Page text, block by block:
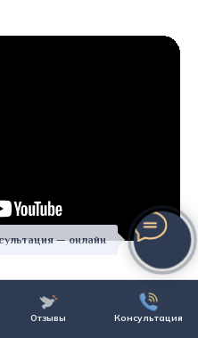
Отзывы Консультация
— онлайн